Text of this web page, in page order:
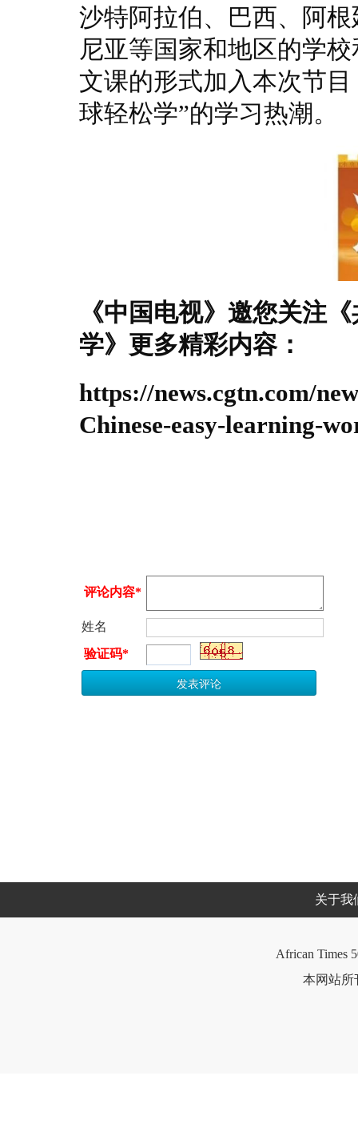
沙特阿拉伯、巴西、阿
尼亚等国家和地区的学
文课的形式加入本次节
球轻松学”的学习热潮。
《中国电视》邀您关注
学》更多精彩内容：
https://news.cgtn.com/
Chinese-easy-learning-
评论内容*
姓名
验证码*
关于我
African Times
本网站所